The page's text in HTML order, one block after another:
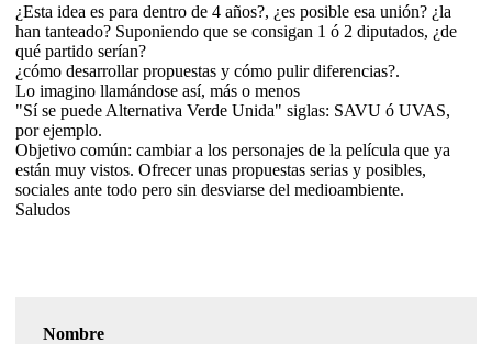
¿Esta idea es para dentro de 4 años?, ¿es posible esa unión? ¿la
han tanteado? Suponiendo que se consigan 1 ó 2 diputados, ¿de
qué partido serían?
¿cómo desarrollar propuestas y cómo pulir diferencias?.
Lo imagino llamándose así, más o menos
"Sí se puede Alternativa Verde Unida" siglas: SAVU ó UVAS,
por ejemplo.
Objetivo común: cambiar a los personajes de la película que ya
están muy vistos. Ofrecer unas propuestas serias y posibles,
sociales ante todo pero sin desviarse del medioambiente.
Saludos
Nombre